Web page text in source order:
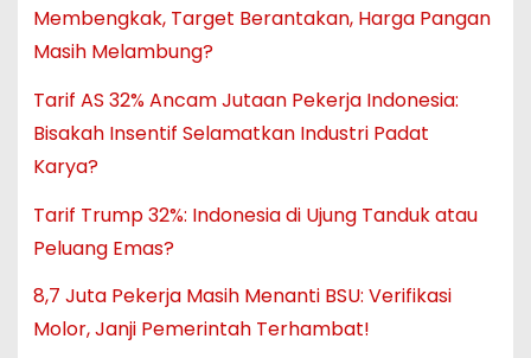
Membengkak, Target Berantakan, Harga Pangan
Masih Melambung?
Tarif AS 32% Ancam Jutaan Pekerja Indonesia:
Bisakah Insentif Selamatkan Industri Padat
Karya?
Tarif Trump 32%: Indonesia di Ujung Tanduk atau
Peluang Emas?
8,7 Juta Pekerja Masih Menanti BSU: Verifikasi
Molor, Janji Pemerintah Terhambat!